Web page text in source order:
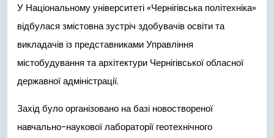
У Національному університеті «Чернігівська політехніка»
відбулася змістовна зустріч здобувачів освіти та
викладачів із представниками Управління
містобудування та архітектури Чернігівської обласної
державної адміністрації.
Захід було організовано на базі новоствореної
навчально-наукової лабораторії геотехнічного